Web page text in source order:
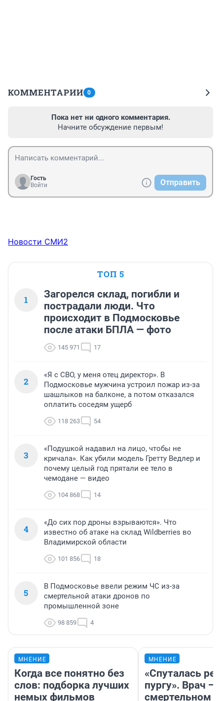
КОММЕНТАРИИ 0
Пока нет ни одного комментария.
Начните обсуждение первым!
Гость
Войти
Отправить
Новости СМИ2
ТОП 5
1
Загорелся склад, погибли и
пострадали люди. Что
происходит в Подмосковье
после атаки БПЛА — фото
145 971 17
2
«Я с СВО, у меня отец директор». В
Подмосковье мужчина устроил пожар из-за
шашлыков на балконе, а потом отказался
оплатить соседям ущерб
118 263 54
3
«Подушкой надавил на лицо, чтобы не
кричала». Как убили модель Гретту Ведлер и
почему целый год прятали ее тело в
чемодане — видео
104 868 14
4
«До сих пор дроны взрываются». Что
известно об атаке на склад Wildberries во
Владимирской области
101 856 18
5
В Подмосковье ввели режим ЧС из-за
смертельной атаки дронов по
промышленной зоне
98 859 4
МНЕНИЕ
Когда все понятно без
слов: подборка лучших
немых фильмов
МНЕНИЕ
«Спуталась
пургу». Врач —
смертельном